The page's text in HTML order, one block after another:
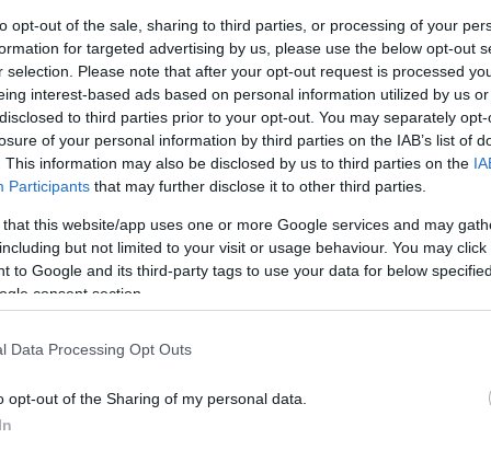
opt-out of the sale, sharing to third parties, or processing of your
for targeted advertising by us, please use the below opt-out
selection. Please note that after your opt-out request is processed
interest-based ads based on personal information utilized by us
to third parties prior to your opt-out. You may separately
of your personal information by third parties on the IAB’s list of
This information may also be disclosed by us to third parties on the
Participants that may further disclose it to other third parties.
that this website/app uses one or more Google services and may
but not limited to your visit or usage behaviour. You may
to Google and its third-party tags to use your data for below
consent section.
Data Processing Opt Outs
opt-out of the Sharing of my personal data.
ο υπουργός υπογράμμισε ότι η Αθήνα
τις εξελίξεις στις περιοχές όπου ζει η
επισημαίνοντας πως η Ελλάδα
«επαγρύπνησης»και θα αξιολογεί
με βάση συγκεκριμένα και
πορεία της Αλβανίας δεν μπορεί
ουσιαστική εφαρμογή των δεσμεύσεων
προστασία ιδιοκτησιακών δικαιωμάτων,
τυπική νομοθετική συμμόρφωση δεν επαρκεί
προς τα Τίρανα πως η πρόοδος στα